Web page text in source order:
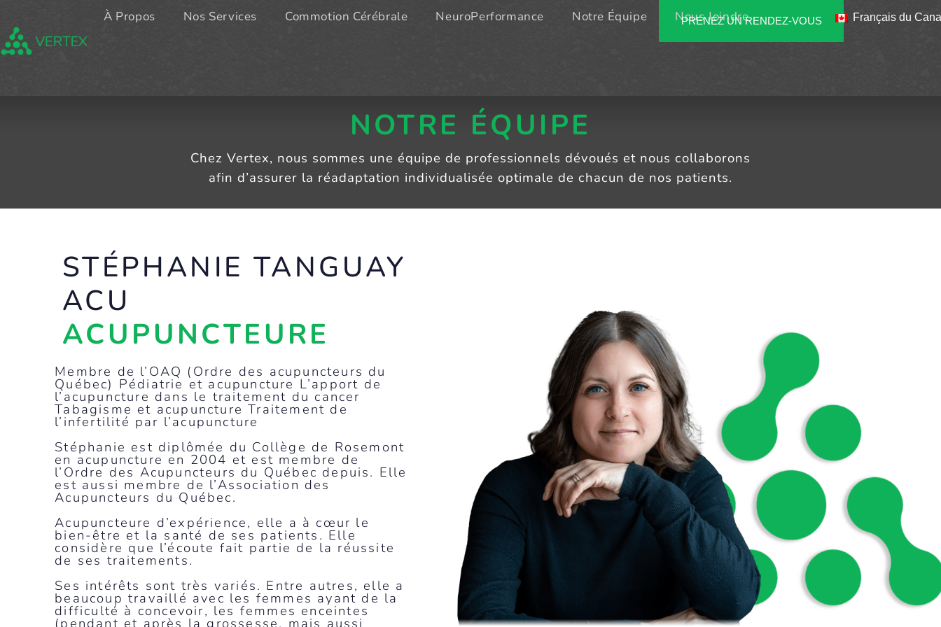
À Propos Nos Services Commotion Cérébrale NeuroPerformance Notre Équipe Nous Joindre
PRENEZ UN RENDEZ-VOUS Français du
NOTRE ÉQUIPE
Chez Vertex, nous sommes une équipe de professionnels dévoués et nous collaborons
afin d’assurer la réadaptation individualisée optimale de chacun de nos patients.
STÉPHANIE TANGUAY
ACU
ACUPUNCTEURE
Membre de l’OAQ (Ordre des acupuncteurs du
Québec) Pédiatrie et acupuncture L’apport de
l’acupuncture dans le traitement du cancer
Tabagisme et acupuncture Traitement de
l’infertilité par l’acupuncture
Stéphanie est diplômée du Collège de Rosemont
en acupuncture en 2004 et est membre de
l’Ordre des Acupuncteurs du Québec depuis. Elle
est aussi membre de l’Association des
Acupuncteurs du Québec.
Acupuncteure d’expérience, elle a à cœur le
bien-être et la santé de ses patients. Elle
considère que l’écoute fait partie de la réussite
de ses traitements.
Ses intérêts sont très variés. Entre autres, elle a
beaucoup travaillé avec les femmes ayant de la
difficulté à concevoir, les femmes enceintes
(pendant et après la grossesse, mais aussi